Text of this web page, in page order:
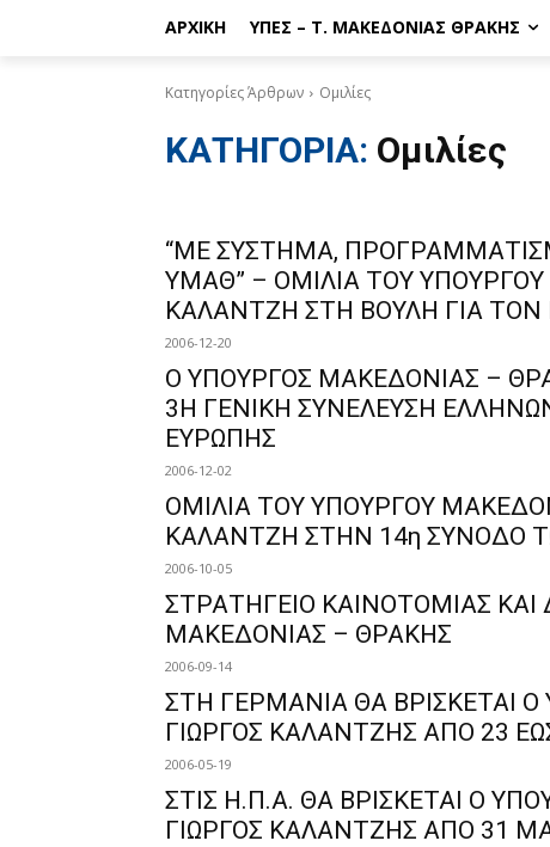
ΑΡΧΙΚΉ ΥΠΕΣ – Τ. ΜΑΚΕΔΟΝΊΑΣ ΘΡΆΚΗΣ
Κατηγορίες Άρθρων Ομιλίες
ΚΑΤΗΓΟΡΙΑ: Ομιλίες
“ΜΕ ΣΥΣΤΗΜΑ,
ΥΜΑΘ” – ΟΜΙΛΙΑ ΤΟΥ
ΚΑΛΑΝΤΖΗ ΣΤΗ ΒΟΥΛΗ ΓΙΑ
2006-12-20
Ο ΥΠΟΥΡΓΟΣ ΜΑΚΕΔΟΝΙΑΣ –
3Η ΓΕΝΙΚΗ ΣΥΝΕΛΕΥΣΗ
ΕΥΡΩΠΗΣ
2006-12-02
ΟΜΙΛΙΑ ΤΟΥ ΥΠΟΥΡΓΟΥ
ΚΑΛΑΝΤΖΗ ΣΤΗΝ 14η ΣΥΝΟΔΟ
2006-10-05
ΣΤΡΑΤΗΓΕΙΟ ΚΑΙΝΟΤΟΜΙΑΣ ΚΑΙ
ΜΑΚΕΔΟΝΙΑΣ – ΘΡΑΚΗΣ
2006-09-14
ΣΤΗ ΓΕΡΜΑΝΙΑ ΘΑ ΒΡΙΣΚΕΤΑΙ
ΓΙΩΡΓΟΣ ΚΑΛΑΝΤΖΗΣ ΑΠΟ 23
2006-05-19
ΣΤΙΣ Η.Π.Α. ΘΑ ΒΡΙΣΚΕΤΑΙ Ο
ΓΙΩΡΓΟΣ ΚΑΛΑΝΤΖΗΣ ΑΠΟ 31